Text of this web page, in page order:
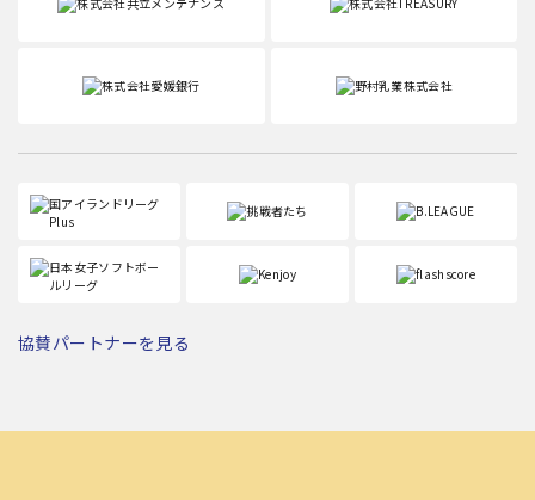
協賛パートナーを見る